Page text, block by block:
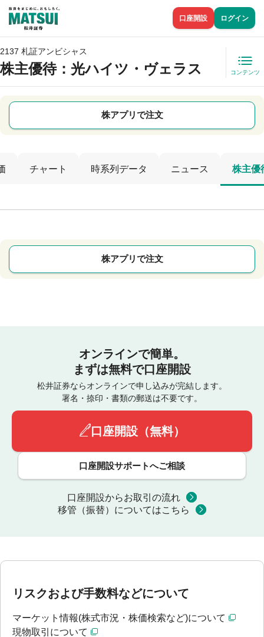
口座開設 ログイン
2137 札証アンビシャス
株主優待：光ハイツ・ヴェラス コンテンツ
株アプリで注文
チャート 時系列データ ニュース 株主優
株アプリで注文
オンラインで簡単。
まずは無料で口座開設
松井証券ならオンラインで申し込みが完結します。
署名・捺印・書類の郵送は不要です。
口座開設（無料）
口座開設サポートへご相談
口座開設からお取引の流れ
移管（振替）についてはこちら
リスクおよび手数料などについて
マーケット情報(株式市況・株価検索など)について
現物取引について